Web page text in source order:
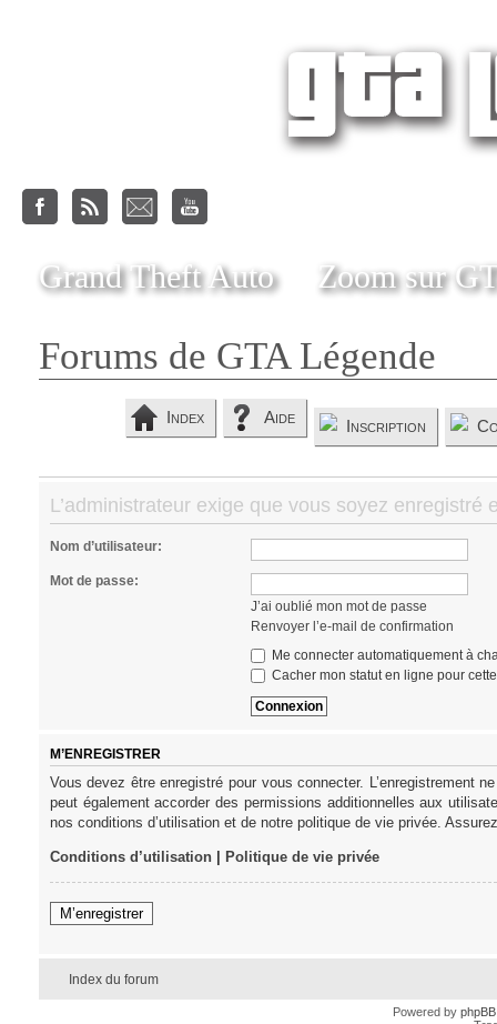
Grand Theft Auto Zoom sur
Forums de GTA Légende
Index Aide Inscription
L’administrateur exige que vous soyez
Nom d’utilisateur:
Mot de passe:
J’ai oublié mon mot de passe
Renvoyer l’e-mail de confirmation
Me connecter automatiquement à
Cacher mon statut en ligne pour
M’ENREGISTRER
Vous devez être enregistré pour vous connecter. L’enregistrement
peut également accorder des permissions additionnelles aux
nos conditions d’utilisation et de notre politique de vie privée.
Conditions d’utilisation| Politique de vie privée
M’enregistrer
Index du forum
Powered by phpBB